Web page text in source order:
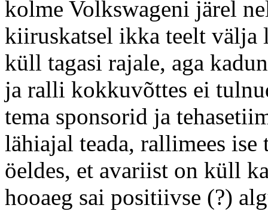
kolme Volkswageni järel
kiiruskatsel ikka teelt välja
küll tagasi rajale, aga
ja ralli kokkuvõttes ei
tema sponsorid ja
lähiajal teada, rallimees ise
öeldes, et avariist on küll
hooaeg sai positiivse (?)